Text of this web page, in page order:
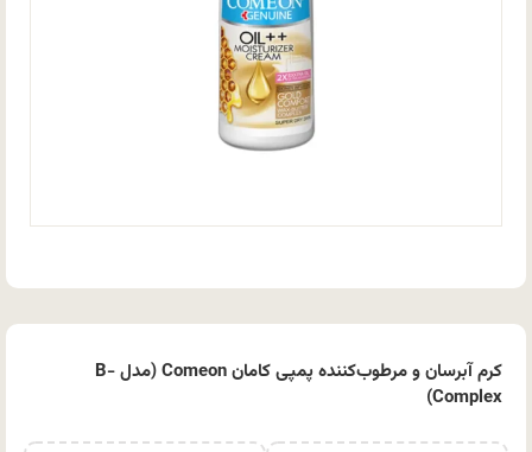
کرم آبرسان و مرطوب‌کننده پمپی کامان Comeon (مدل B-
Complex)